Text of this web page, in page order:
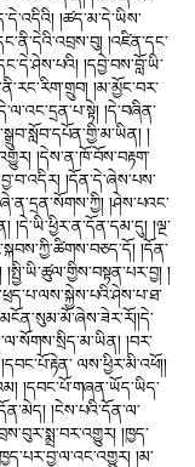
།ཚད་མ་དེ་ཡིས་
།འཛིན་དང་
།དབྱེ་བས་བློ་ཡི་
།མ་མྱོང་བར་
།དེ་བཞིན་
།
།དེས་ན་ཁོ་བོས་བརྟག་
།དོན་དེ་ཞེས་པས་
།ཤེས་པའང་
།ལྔ་
།དོན་
།
།བར་
ལས་ཕྱིར་མི་འཕོ།།
།དབང་པོ་གཞན་ཡོད་ཡིད་
།ངེས་པའི་དོན་ལ་
།ཁྱད་
།མ་